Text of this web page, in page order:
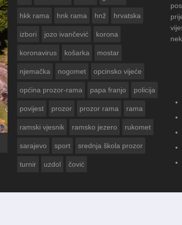
hkk rama hnk rama hnž hrvatska
izbori jozo ivančević korona
koronavirus košarka mostar
njemačka nogomet opcinsko vijeće
općina prozor-rama papa franjo policija
povijest prozor prozor rama rama
ramski vjesnik ramsko jezero rukomet
sarajevo sport srednja škola prozor
turnir uzdol čović